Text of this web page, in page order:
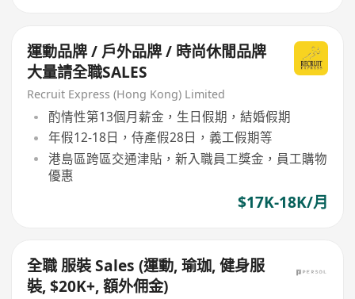
運動品牌 / 戶外品牌 / 時尚休閒品牌
大量請全職SALES
Recruit Express (Hong Kong) Limited
酌情性第13個月薪金，生日假期，結婚假期
年假12-18日，侍產假28日，義工假期等
港島區跨區交通津貼，新入職員工獎金，員工購物
優惠
$17K-18K/月
全職 服裝 Sales (運動, 瑜珈, 健身服
裝, $20K+, 額外佣金)